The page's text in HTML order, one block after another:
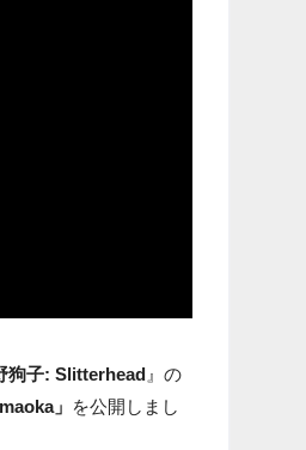
狗子: Slitterhead 』の
」 を公開しまし